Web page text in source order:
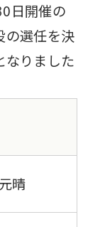
日開催の
の選任を決
なりました
晴